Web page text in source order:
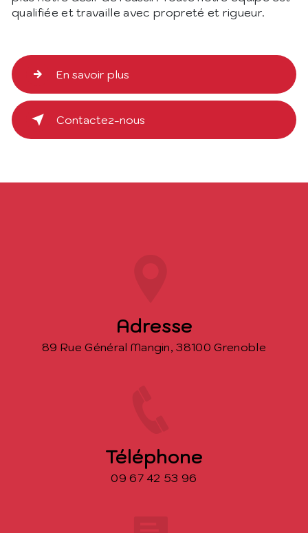
qualifiée et travaille avec propreté et rigueur.
En savoir plus
Contactez-nous
Adresse
89 Rue Général Mangin, 38100 Grenoble
Téléphone
09 67 42 53 96